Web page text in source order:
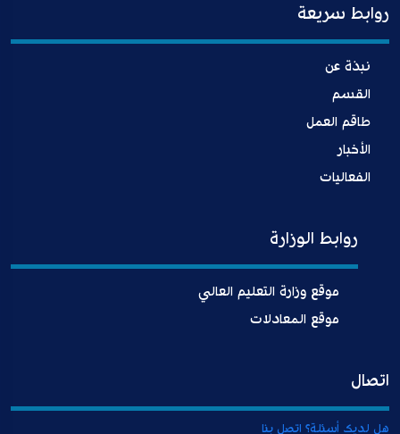
روابط سريعة
نبذة عن
القسم
طاقم العمل
الأخبار
الفعاليات
روابط الوزارة
موقع وزارة التعليم العالي
موقع المعادلات
اتصال
هل لديك أسئلة؟ اتصل بنا